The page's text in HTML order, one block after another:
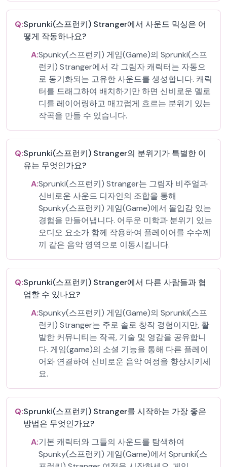
Q:Sprunki(스프런키) Stranger에서 사운드 믹싱은 어
떻게 작동하나요?
A:Spunky(스프런키) 게임(Game)의 Sprunki(스프
런키) Stranger에서 각 그림자 캐릭터는 자동으
로 동기화되는 고유한 사운드를 생성합니다. 캐릭
터를 드래그하여 배치하기만 하면 신비로운 멜로
디를 레이어링하고 매끄럽게 흐르는 분위기 있는
작곡을 만들 수 있습니다.
Q:Sprunki(스프런키) Stranger의 분위기가 특별한 이
유는 무엇인가요?
A:Sprunki(스프런키) Stranger는 그림자 비주얼과
신비로운 사운드 디자인의 조합을 통해
Spunky(스프런키) 게임(Game)에서 몰입감 있는
경험을 만들어냅니다. 어두운 미학과 분위기 있는
오디오 요소가 함께 작용하여 플레이어를 수수께
끼 같은 음악 영역으로 이동시킵니다.
Q:Sprunki(스프런키) Stranger에서 다른 사람들과 협
업할 수 있나요?
A:Spunky(스프런키) 게임(Game)의 Sprunki(스프
런키) Stranger는 주로 솔로 창작 경험이지만, 활
발한 커뮤니티는 작곡, 기술 및 영감을 공유합니
다. 게임(game)의 소셜 기능을 통해 다른 플레이
어와 연결하여 신비로운 음악 여정을 향상시키세
요.
Q:Sprunki(스프런키) Stranger를 시작하는 가장 좋은
방법은 무엇인가요?
A:기본 캐릭터와 그들의 사운드를 탐색하여
Spunky(스프런키) 게임(Game)에서 Sprunki(스